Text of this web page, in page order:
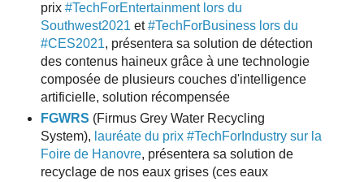
prix #TechForEntertainment lors du
Southwest2021 et#TechForBusiness lors du
#CES2021, présentera sa solution de détection
des contenus haineux grâce à une technologie
composée de plusieurs couches d'intelligence
artificielle, solution récompensée
FGWRS (Firmus Grey Water Recycling
System), lauréate du prix #TechForIndustry sur la
Foire de Hanovre, présentera sa solution de
recyclage de nos eaux grises (ces eaux